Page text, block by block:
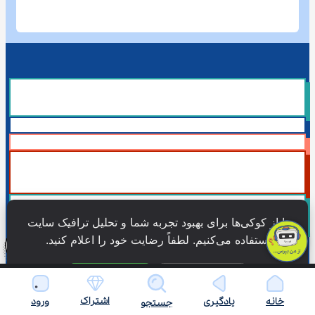
همۀ حقوق این وبسایت نزد شرکت فن آوری شبکه آموزش دانش نویان
محفوظ است.
خانه یادگیری جستجو اشتراک ورود
ما از کوکی‌ها برای بهبود تجربه شما و تحلیل ترافیک سایت
استفاده می‌کنیم. لطفاً رضایت خود را اعلام کنید.
فقط ضروری پذیرش همه